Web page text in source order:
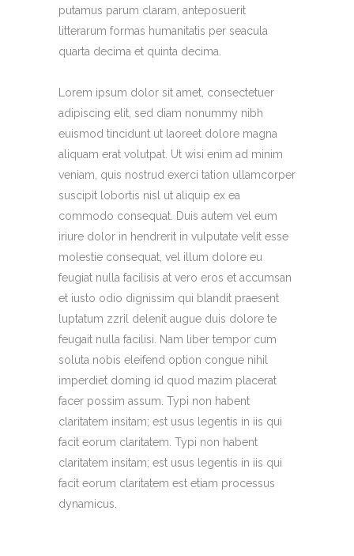
putamus parum claram, anteposuerit
litterarum formas humanitatis per seacula
quarta decima et quinta decima.
Lorem ipsum dolor sit amet, consectetuer
adipiscing elit, sed diam nonummy nibh
euismod tincidunt ut laoreet dolore magna
aliquam erat volutpat. Ut wisi enim ad minim
veniam, quis nostrud exerci tation ullamcorper
suscipit lobortis nisl ut aliquip ex ea
commodo consequat. Duis autem vel eum
iriure dolor in hendrerit in vulputate velit esse
molestie consequat, vel illum dolore eu
feugiat nulla facilisis at vero eros et accumsan
et iusto odio dignissim qui blandit praesent
luptatum zzril delenit augue duis dolore te
feugait nulla facilisi. Nam liber tempor cum
soluta nobis eleifend option congue nihil
imperdiet doming id quod mazim placerat
facer possim assum. Typi non habent
claritatem insitam; est usus legentis in iis qui
facit eorum claritatem. Typi non habent
claritatem insitam; est usus legentis in iis qui
facit eorum claritatem est etiam processus
dynamicus.